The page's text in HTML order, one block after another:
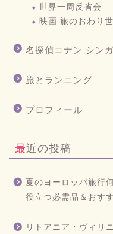
世界一周反省会
映画 旅のおわり
名探偵コナン シン
旅とランニング
プロフィール
最近の投稿
夏のヨーロッパ旅行
役立つ必需品＆おす
リトアニア・ヴィリ